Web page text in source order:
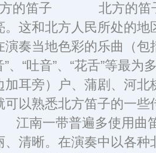
方的笛子 北方的笛子
。这和北方人民所处的
演奏当地色彩的乐曲（包
”、“吐音”、“花舌”等最
加耳旁）户、蒲剧、河
可以熟悉北方笛子的一
一带普遍多使用曲笛
清晰。在演奏中以各种